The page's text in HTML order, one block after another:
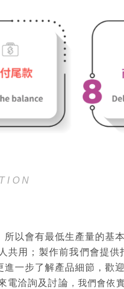
以會有最低生產量的基本
共用；製作前我們會提供
一步了解產品細節，歡迎
電洽詢及討論 ，我們會依